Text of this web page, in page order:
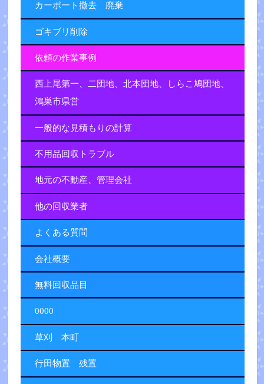
カーポート撤去 廃棄
ゴキブリ削除
依頼の作業事例
西上尾第一、二団地、北本団地、しらこ鳩団地、
鴻巣市県営
一般的な見積もりの計算
不用品回収トラブル
地元の不動産、管理会社
他の回収業者
よくある質問
会社概要
無料回収品目
0000
草刈 本町
行田物置 残置